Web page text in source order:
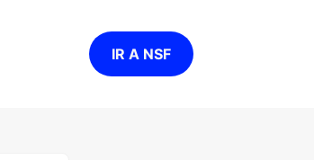
IR A NSF